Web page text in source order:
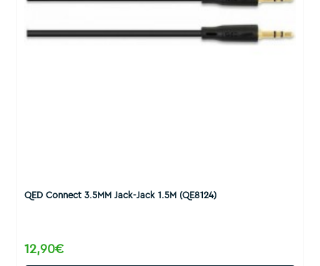
QED Connect 3.5MM Jack-Jack 1.5M (QE8124)
12,90€